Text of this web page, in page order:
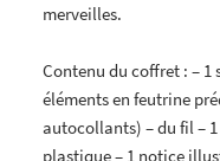
merveilles.
Contenu du coffret : – 1
éléments en feutrine
autocollants) – du fil –
plastique – 1 notice